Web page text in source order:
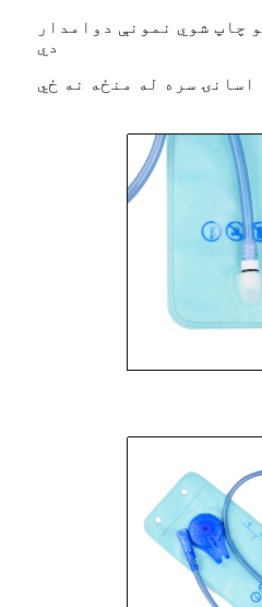
چاپ شوي نمونې دوامدار
دي